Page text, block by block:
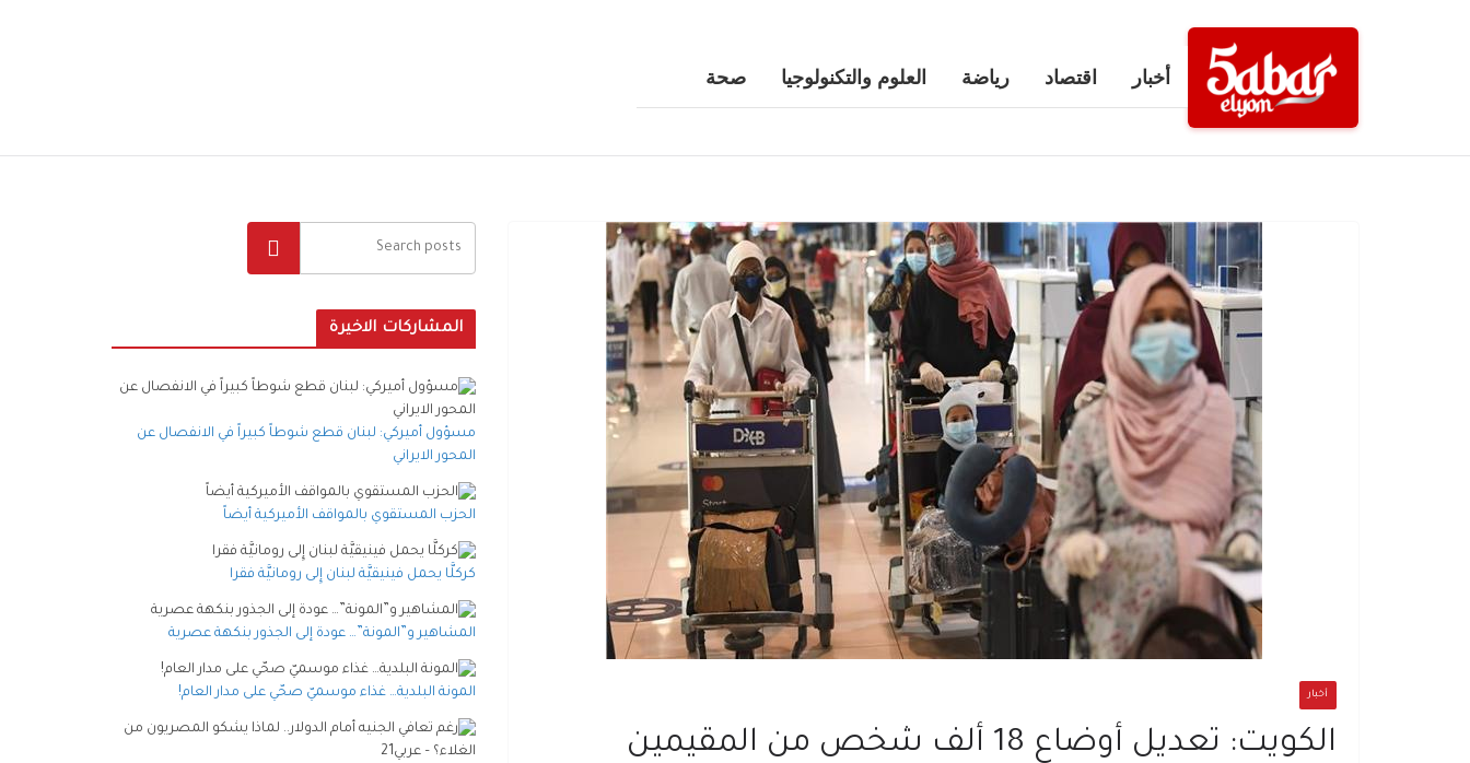
أخبار اقتصاد رياضة العلوم والتكنولوجيا صحة
أخبار
الكويت: تعديل أوضاع 18 ألف شخص من المقيمين
المشاركات الاخيرة
مسؤول أميركي: لبنان قطع شوطاً كبيراً في الانفصال عن
المحور الايراني
الحزب المستقوي بالمواقف الأميركية أيضاً
كركلَّا يحمل فينيقيَّة لبنان إِلى رومانيَّة فقرا
المشاهير و”المونة”… عودة إلى الجذور بنكهة عصرية
المونة البلدية… غذاء موسميّ صحّي على مدار العام!